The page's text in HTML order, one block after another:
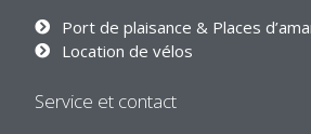
Port de plaisance & Places
Location de vélos
Service et contact